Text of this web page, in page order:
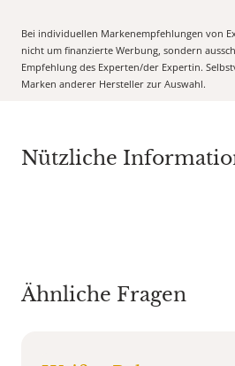
Bei individuellen Markenempfehlungen von
nicht um finanzierte Werbung, sondern
Empfehlung des Experten/der Expertin.
Marken anderer Hersteller zur Auswahl.
Nützliche
Ähnliche Fragen